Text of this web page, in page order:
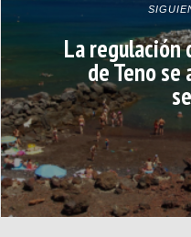
La regulación
de Teno se